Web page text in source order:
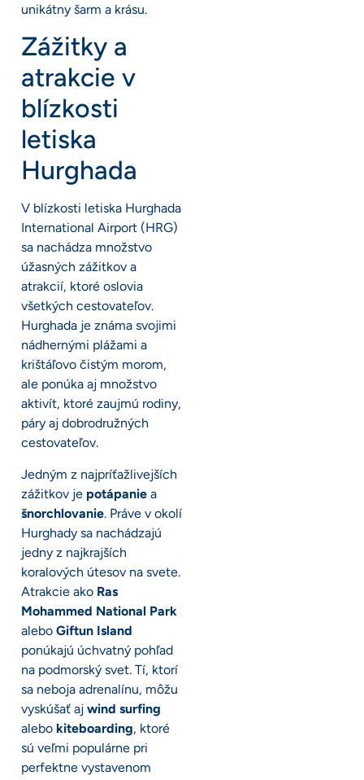
unikátny šarm a krásu.
Zážitky a
atrakcie v
blízkosti
letiska
Hurghada
V blízkosti letiska Hurghada
International Airport (HRG)
sa nachádza množstvo
úžasných zážitkov a
atrakcií, ktoré oslovia
všetkých cestovateľov.
Hurghada je známa svojimi
nádhernými plážami a
krištáľovo čistým morom,
ale ponúka aj množstvo
aktivít, ktoré zaujmú rodiny,
páry aj dobrodružných
cestovateľov.
Jedným z najpríťažlivejších
zážitkov je potápanie a
šnorchlovanie. Práve v okolí
Hurghady sa nachádzajú
jedny z najkrajších
koralových útesov na svete.
Atrakcie ako Ras
Mohammed National Park
alebo Giftun Island
ponúkajú úchvatný pohľad
na podmorský svet. Tí, ktorí
sa neboja adrenalínu, môžu
vyskúšať aj wind surfing
alebo kiteboarding, ktoré
sú veľmi populárne pri
perfektne vystavenom